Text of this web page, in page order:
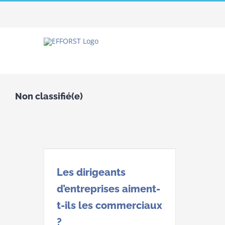
Non classifié(e)
Les dirigeants
d’entreprises aiment-
t-ils les commerciaux
?